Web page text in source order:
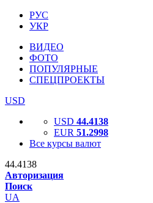
РУС
УКР
ВИДЕО
ФОТО
ПОПУЛЯРНЫЕ
СПЕЦПРОЕКТЫ
USD
USD 44.4138
EUR 51.2998
Все курсы валют
44.4138
Авторизация
Поиск
UA